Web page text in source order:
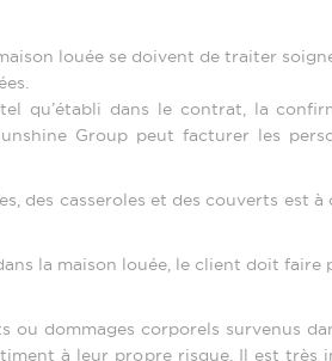
louée se doivent de traiter
qu’établi dans le contrat, la
Group peut facturer les
des casseroles et des couverts est
la maison louée, le client doit
ou dommages corporels survenus
à leur propre risque. Il est très